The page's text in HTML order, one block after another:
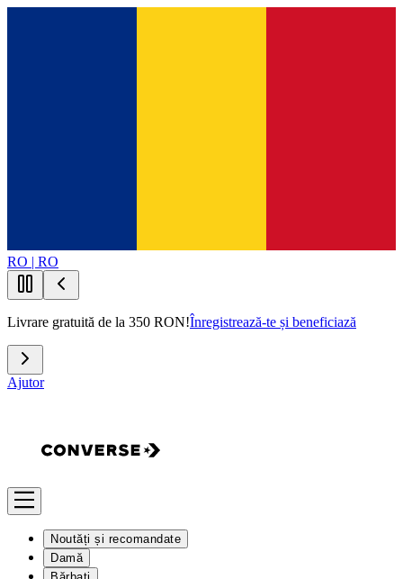
RO | RO
Livrare gratuită de la 350 RON!Înregistrează-te și beneficiază
Ajutor
Noutăți și recomandate
Damă